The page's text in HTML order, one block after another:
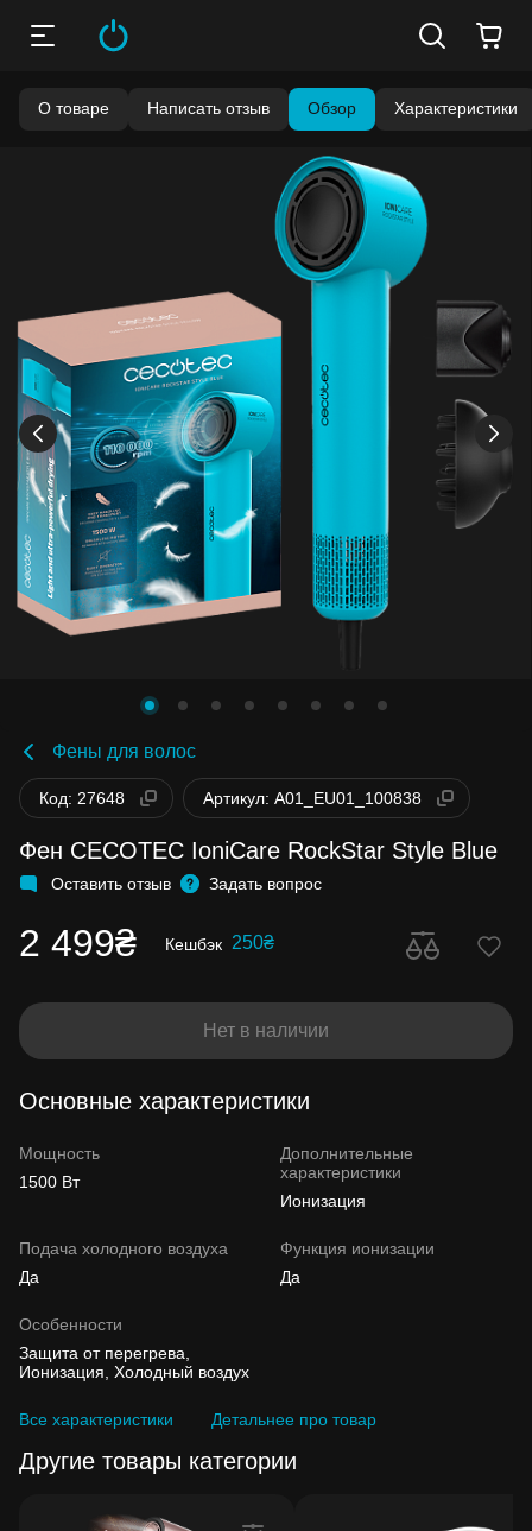
О товаре Написать отзыв Обзор Характеристики
‹ ›
Фены для волос
Код: 27648 Артикул: A01_EU01_100838
Фен CECOTEC IoniCare RockStar Style Blue
Оставить отзыв Задать вопрос
2 499₴ Кешбэк 250₴
Бонусы становятся активными спустя 14 дней после
Баланс можно проверить в личном кабинете в разделе
Накопленными бонусами можно оплатить до 99% стоимости
детальнее
Нет в наличии
Основные характеристики
Мощность
1500 Вт
Дополнительные
характеристики
Ионизация
Подача холодного воздуха
Да
Функция ионизации
Да
Особенности
Защита от перегрева,
Ионизация, Холодный воздух
Все характеристики Детальнее про товар
Другие товары категории